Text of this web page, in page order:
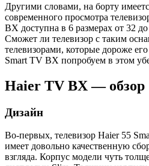
Другими словами, на борту
современного просмотра
BX доступна в 6 размерах от 32
Сможет ли телевизор с таким
телевизорами, которые дороже
Smart TV BX попробуем в этом
Haier TV BX — обзор
Дизайн
Во-первых, телевизор Haier 55
имеет довольно качественную
взгляда. Корпус модели чуть